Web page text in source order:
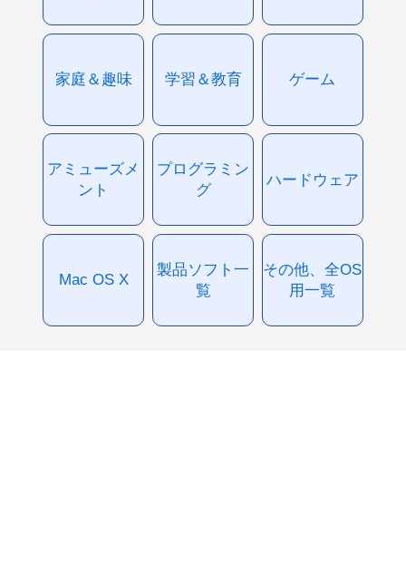
家庭＆趣味 学習＆教育 ゲーム
アミューズメ
ント
プログラミン
グ
ハードウェア
Mac OS X
製品ソフト一
覧
その他、全OS
用一覧